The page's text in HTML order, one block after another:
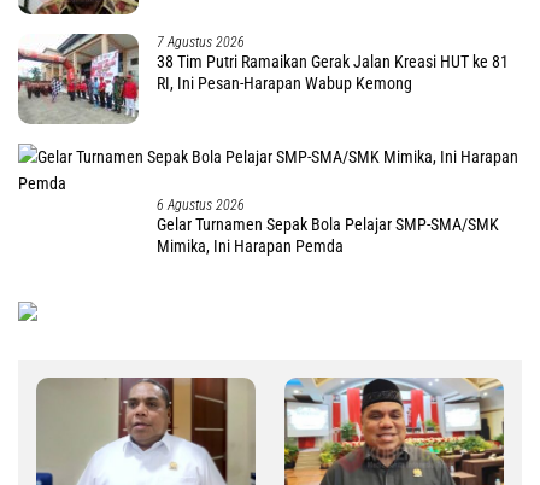
7 Agustus 2026
38 Tim Putri Ramaikan Gerak Jalan Kreasi HUT ke 81
RI, Ini Pesan-Harapan Wabup Kemong
6 Agustus 2026
Gelar Turnamen Sepak Bola Pelajar SMP-SMA/SMK
Mimika, Ini Harapan Pemda